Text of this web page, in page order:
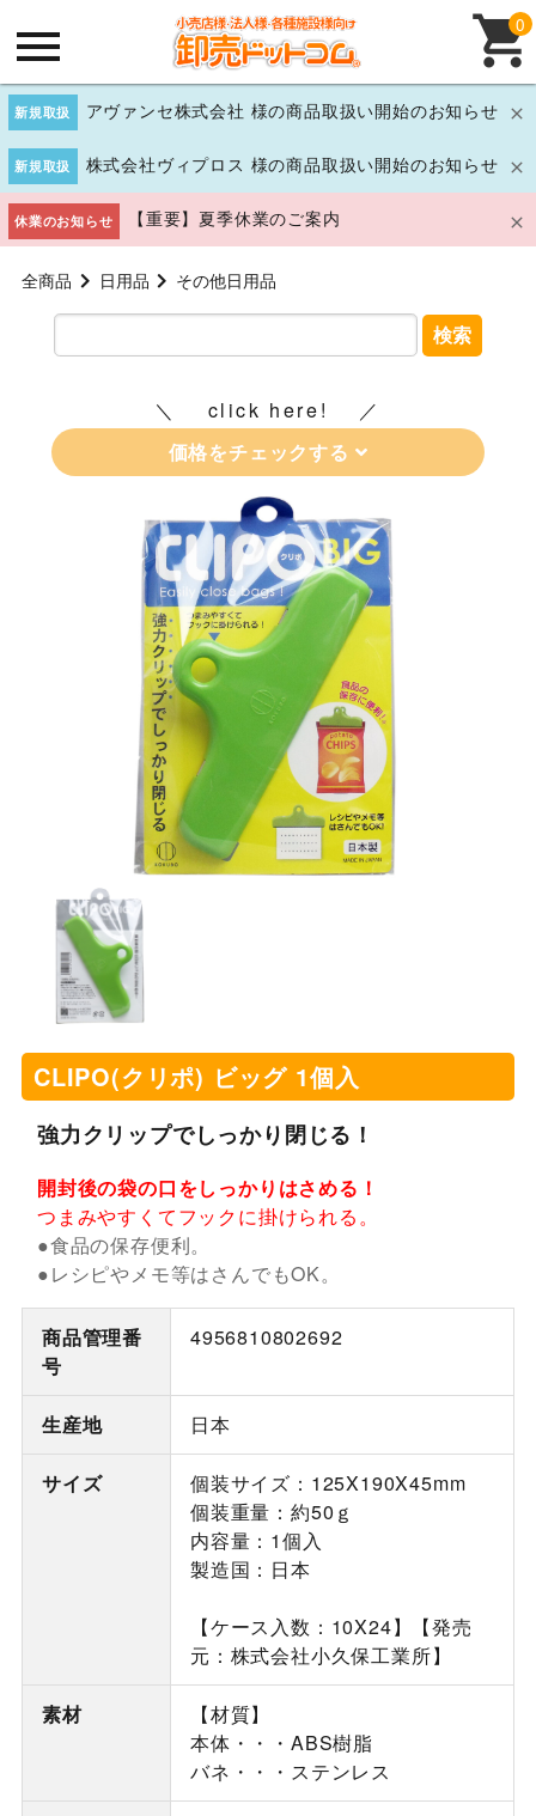
新規取扱 アヴァンセ株式会社 様の商品取扱い開始のお知らせ
新規取扱 株式会社ヴィプロス 様の商品取扱い開始のお知らせ
休業のお知らせ 【重要】夏季休業のご案内
0
全商品 日用品 その他日用品
検索
click here!
価格をチェックする
CLIPO(クリポ) ビッグ 1個入
強力クリップでしっかり閉じる！
開封後の袋の口をしっかりはさめる！
つまみやすくてフックに掛けられる。
●食品の保存便利。
●レシピやメモ等はさんでもOK。
商品管理番
号
4956810802692
生産地 日本
サイズ
個装サイズ：125X190X45mm
個装重量：約50ｇ
内容量：1個入
製造国：日本
【ケース入数：10X24】【発売
元：株式会社小久保工業所】
素材
【材質】
本体・・・ABS樹脂
バネ・・・ステンレス